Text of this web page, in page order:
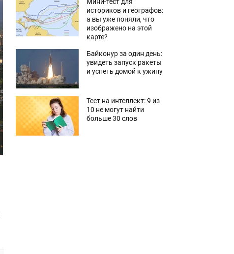
историков и географов:
а вы уже поняли, что
изображено на этой
карте?
Байконур за один день:
увидеть запуск ракеты
и успеть домой к ужину
Тест на интеллект: 9 из
10 не могут найти
больше 30 слов